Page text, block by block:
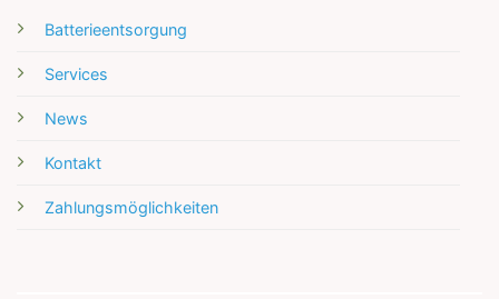
Batterieentsorgung
Services
News
Kontakt
Zahlungsmöglichkeiten